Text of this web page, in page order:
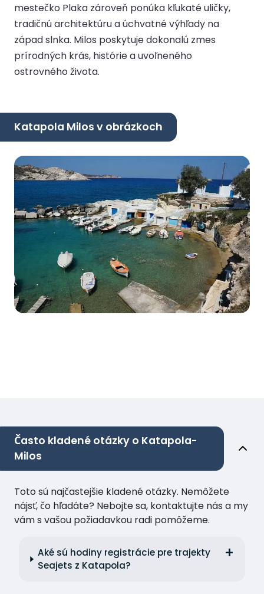
mestečko Plaka zároveň ponúka kľukaté uličky,
tradičnú architektúru a úchvatné výhľady na
západ slnka. Milos poskytuje dokonalú zmes
prírodných krás, histórie a uvoľneného
ostrovného života.
Katapola Milos v obrázkoch
Často kladené otázky o Katapola-
Milos
Toto sú najčastejšie kladené otázky. Nemôžete
nájsť, čo hľadáte? Nebojte sa, kontaktujte nás a my
vám s vašou požiadavkou radi pomôžeme.
Aké sú hodiny registrácie pre trajekty
Seajets z Katapola?